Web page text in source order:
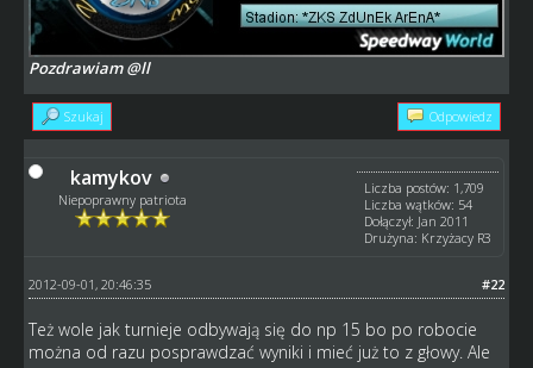
Pozdrawiam @ll
Szukaj Odpowiedz
kamykov
Niepoprawny patriota
Liczba postów: 1,709
Liczba wątków: 54
Dołączył: Jan 2011
Drużyna: Krzyżacy R3
#22
2012-09-01, 20:46:35
Też wole jak turnieje odbywają się do np 15 bo po robocie
można od razu posprawdzać wyniki i mieć już to z głowy. Ale